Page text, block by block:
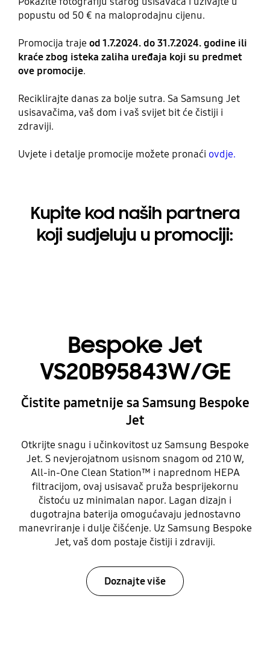
popustu od 50 € na maloprodajnu cijenu.
Promocija traje od 1.7.2024. do 31.7.2024. godine ili
kraće zbog isteka zaliha uređaja koji su predmet
ove promocije.
Reciklirajte danas za bolje sutra. Sa Samsung Jet
usisavačima, vaš dom i vaš svijet bit će čistiji i
zdraviji.
Uvjete i detalje promocije možete pronaći ovdje.
Kupite kod naših partnera
koji sudjeluju u promociji:
Bespoke Jet
VS20B95843W/GE
Čistite pametnije sa Samsung Bespoke
Jet
Otkrijte snagu i učinkovitost uz Samsung Bespoke
Jet. S nevjerojatnom usisnom snagom od 210 W,
All-in-One Clean Station™ i naprednom HEPA
filtracijom, ovaj usisavač pruža besprijekornu
čistoću uz minimalan napor. Lagan dizajn i
dugotrajna baterija omogućavaju jednostavno
manevriranje i dulje čišćenje. Uz Samsung Bespoke
Jet, vaš dom postaje čistiji i zdraviji.
Doznajte više